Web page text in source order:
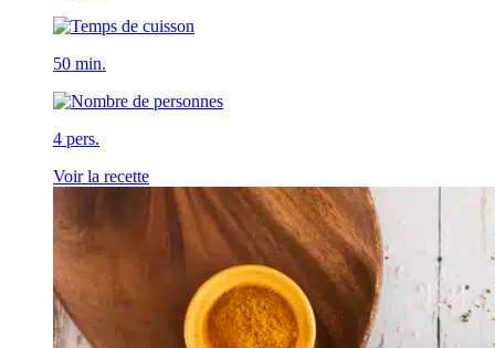
50 min.
4 pers.
Voir la recette